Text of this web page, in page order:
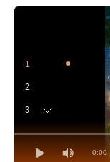
0:00
1
2
3
4